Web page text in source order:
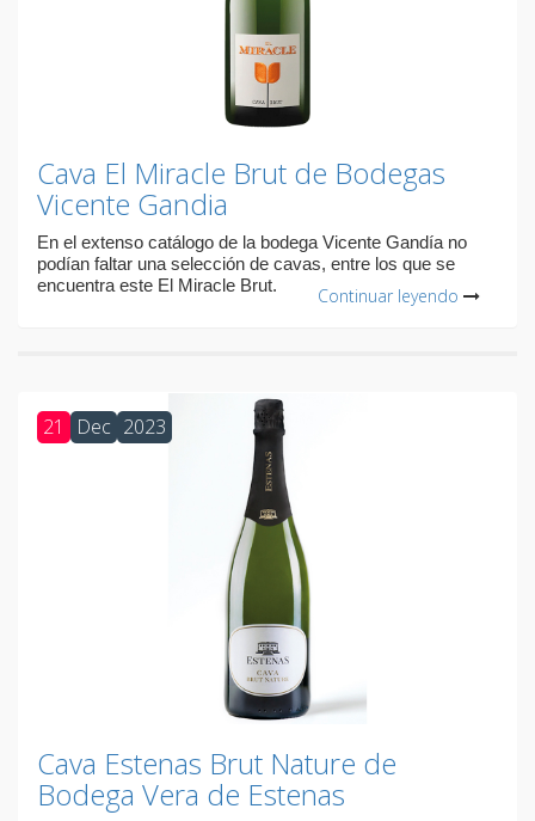
Cava El Miracle Brut de Bodegas
Vicente Gandia
En el extenso catálogo de la bodega Vicente Gandía no
podían faltar una selección de cavas, entre los que se
encuentra este El Miracle Brut.
Continuar leyendo
21 Dec 2023
Cava Estenas Brut Nature de
Bodega Vera de Estenas